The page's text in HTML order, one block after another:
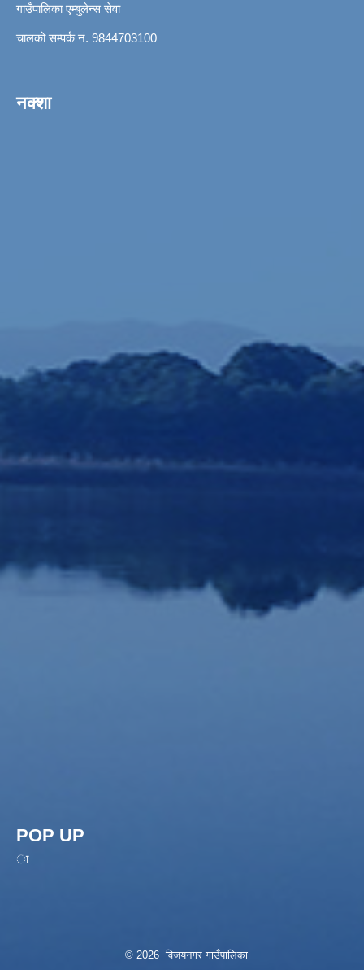
गाउँपालिका एम्बुलेन्स सेवा
चालको सम्पर्क नं. 9844703100
नक्शा
POP UP
ा
© 2026 विजयनगर गाउँपालिका